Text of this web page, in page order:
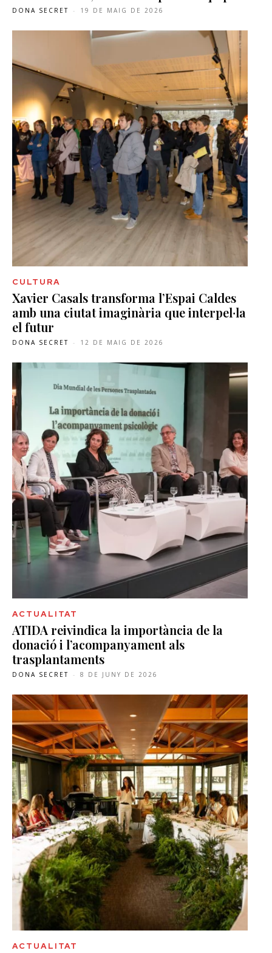
DONA SECRET - 19 DE MAIG DE 2026
CULTURA
Xavier Casals transforma l’Espai Caldes
amb una ciutat imaginària que interpel·la
el futur
DONA SECRET - 12 DE MAIG DE 2026
ACTUALITAT
ATIDA reivindica la importància de la
donació i l’acompanyament als
trasplantaments
DONA SECRET - 8 DE JUNY DE 2026
ACTUALITAT